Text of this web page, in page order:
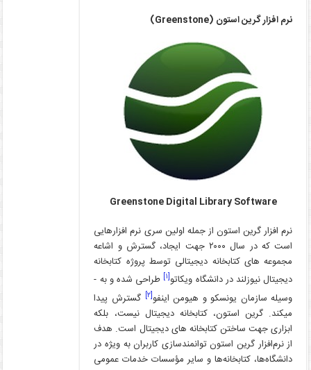
نرم­ افزار گرین استون (Greenstone
)
Greenstone Digital Library Software
نرم ­افزار گرین استون از جمله اولین سری نرم­ افزارهایی
است که در سال ۲۰۰۰ جهت ایجاد، گسترش و اشاعه
مجموعه ­های کتابخانه دیجیتالی توسط پروژه کتابخانه
دیجیتال نیوزلند در دانشگاه ویکاتو[۱]طراحی شده و به ­
وسیله سازمان یونسکو و هیومن­ اینفو[۲]
گسترش پیدا
می­کند. گرین استون، کتابخانه دیجیتال نیست، بلکه
ابزاری جهت ساختن کتابخانه­ های دیجیتال است. هدف
از نرم‌افزار گرین استون توانمندسازی کاربران به ویژه در
دانشگاه‌ها، کتابخانه‌ها و سایر مؤسسات خدمات عمومی